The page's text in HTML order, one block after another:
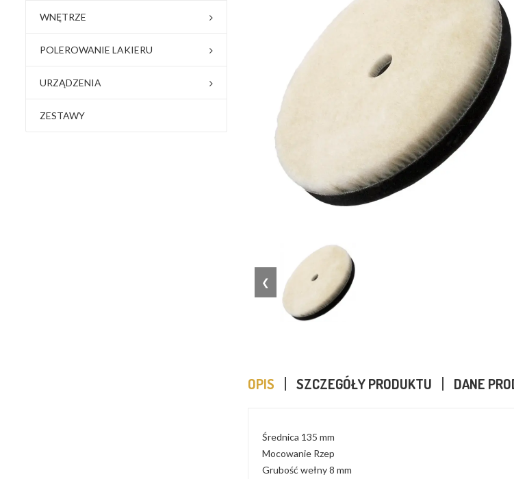
WNĘTRZE
POLEROWANIE LAKIERU
URZĄDZENIA
ZESTAWY
❮
OPIS SZCZEGÓŁY PRODUKTU DANE
Średnica 135 mm
Mocowanie Rzep
Grubość wełny 8 mm